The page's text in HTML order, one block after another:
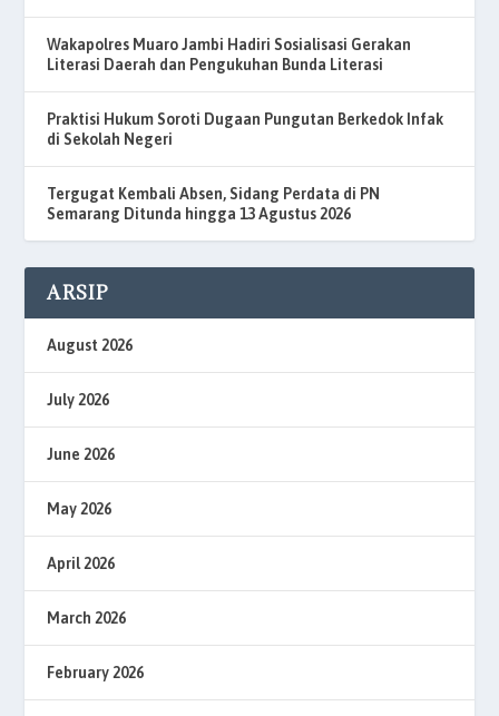
Wakapolres Muaro Jambi Hadiri Sosialisasi Gerakan
Literasi Daerah dan Pengukuhan Bunda Literasi
Praktisi Hukum Soroti Dugaan Pungutan Berkedok Infak
di Sekolah Negeri
Tergugat Kembali Absen, Sidang Perdata di PN
Semarang Ditunda hingga 13 Agustus 2026
ARSIP
August 2026
July 2026
June 2026
May 2026
April 2026
March 2026
February 2026